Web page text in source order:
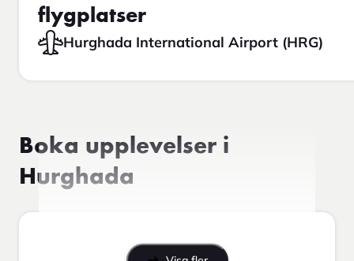
flygplatser
Hurghada International Airport (HRG)
Boka upplevelser i
Hurghada